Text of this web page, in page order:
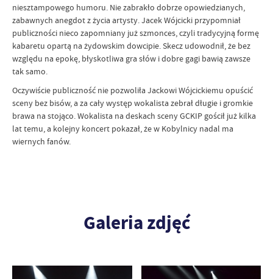
niesztampowego humoru. Nie zabrakło dobrze opowiedzianych,
zabawnych anegdot z życia artysty. Jacek Wójcicki przypomniał
publiczności nieco zapomniany już szmonces, czyli tradycyjną formę
kabaretu opartą na żydowskim dowcipie. Skecz udowodnił, że bez
względu na epokę, błyskotliwa gra słów i dobre gagi bawią zawsze
tak samo.
Oczywiście publiczność nie pozwoliła Jackowi Wójcickiemu opuścić
sceny bez bisów, a za cały występ wokalista zebrał długie i gromkie
brawa na stojąco. Wokalista na deskach sceny GCKIP gościł już kilka
lat temu, a kolejny koncert pokazał, że w Kobylnicy nadal ma
wiernych fanów.
Galeria zdjęć